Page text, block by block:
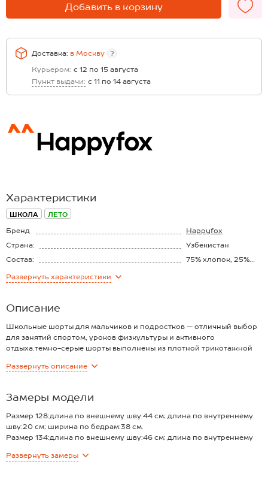
Добавить в корзину
Доставка: в Москву
?
Курьером: с 12 по 15 августа
Пункт выдачи: с 11 по 14 августа
Характеристики
ШКОЛА ЛЕТО
Бренд
Happyfox
Страна:
Узбекистан
Состав:
75% хлопок, 25%
Материал:
Развернуть характеристики
Описание
Школьные шорты для мальчиков и подростков — отличный выбор
для занятий спортом, уроков физкультуры и активного
отдыха.темно-серые шорты выполнены из плотной трикотажной
Преимущества:
— натуральный хлопок — дышащая ткань дарит комфорт в течение
всего учебного дня;
— эластичный пояс с мягким шнурком — легко регулирует посадку
по фигуре;
— универсальный дизайн — однотонные шорты подходят как для
Развернуть описание
Замеры модели
Размер 128:длина по внешнему шву:44 см; длина по внутреннему
шву:20 см; ширина по бедрам:38 см.
Размер 134:длина по внешнему шву:46 см; длина по внутреннему
Размер 140:длина по внешнему шву:48 см; длина по внутреннему
Развернуть замеры